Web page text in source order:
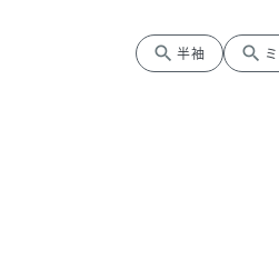
search 半袖 search